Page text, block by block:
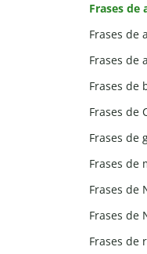
Frases de
Frases de
Frases de
Frases de
Frases de
Frases de
Frases de
Frases de
Frases de
Frases de